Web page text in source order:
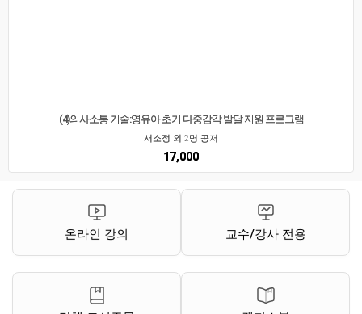
(4)의사소통 기술:영유아 초기 다중감각 발달 지원 프로그램
서소정 외 2명 공저
17,000
온라인 강의 교수/강사 전용